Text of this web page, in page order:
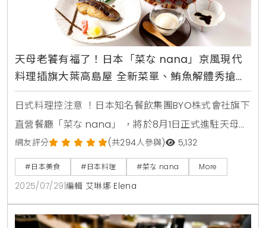
天母老饕有福了！日本「菜な nana」京風現代
料理插旗大葉高島屋 全新菜單、鮪魚解體秀搶先
看
日式料理控注意 ！日本知名餐飲集團BYO株式會社旗下
直營餐廳「菜な nana」 ，將於8月1日正式進駐天母大
葉高島屋12樓 ，為天母商圈帶來正宗「京風現代料理」
新選擇 。瞄準天母居民對和食的高接受度與消費能力
，並由日籍料理長佐京健太郎親自坐鎮 ，「菜な
nana」不僅提供傳統京都料理的精髓 ，更融合現代元
素與西式食材 ，顛覆你對日式料理的想像 。開幕前夕7
網友評分 (共294人參與) 5,132
#日本美食 #日本料理 #菜な nana More
2025/07/29 編輯 艾琳娜 Elena